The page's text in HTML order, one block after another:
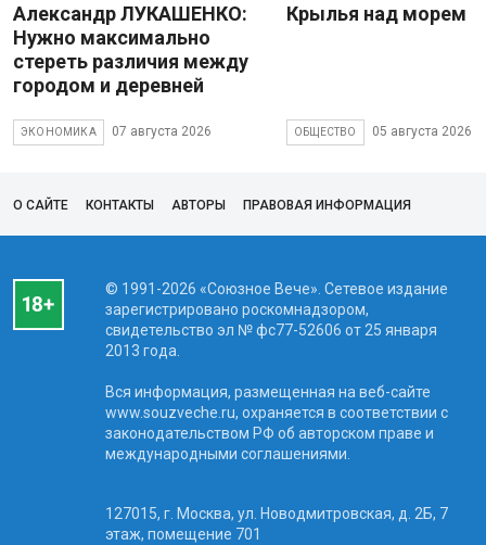
Александр ЛУКАШЕНКО:
Нужно максимально
стереть различия между
городом и деревней
ЭКОНОМИКА 07 августа 2026
Крылья над морем
ОБЩЕСТВО 05 августа 2026
О САЙТЕ КОНТАКТЫ АВТОРЫ ПРАВОВАЯ ИНФОРМАЦИЯ
© 1991-2026 «Союзное Вече». Сетевое издание
зарегистрировано роскомнадзором,
свидетельство эл № фc77-52606 от 25 января
2013 года.
Вся информация, размещенная на веб-сайте
www.souzveche.ru, охраняется в соответствии с
законодательством РФ об авторском праве и
международными соглашениями.
127015, г. Москва, ул. Новодмитровская, д. 2Б, 7
этаж, помещение 701